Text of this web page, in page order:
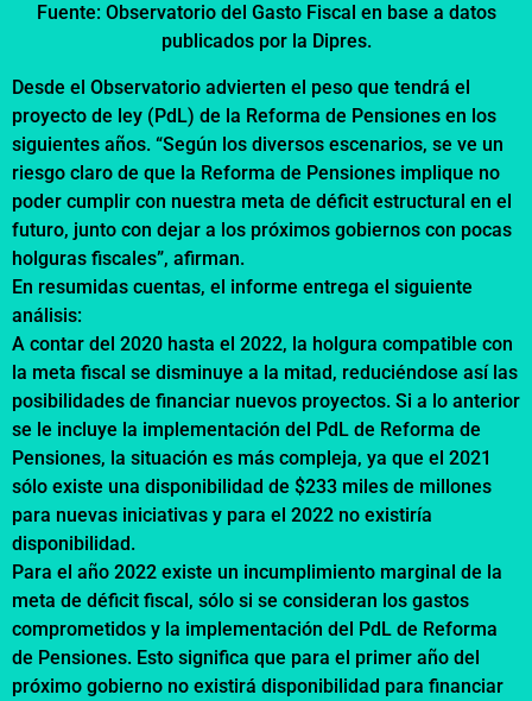
Fuente: Observatorio del Gasto Fiscal en base a datos
publicados por la Dipres.
Desde el Observatorio advierten el peso que tendrá el
proyecto de ley (PdL) de la Reforma de Pensiones en los
siguientes años. “Según los diversos escenarios, se ve un
riesgo claro de que la Reforma de Pensiones implique no
poder cumplir con nuestra meta de déficit estructural en el
futuro, junto con dejar a los próximos gobiernos con pocas
holguras fiscales”, afirman.
En resumidas cuentas, el informe entrega el siguiente
análisis:
A contar del 2020 hasta el 2022, la holgura compatible con
la meta fiscal se disminuye a la mitad, reduciéndose así las
posibilidades de financiar nuevos proyectos. Si a lo anterior
se le incluye la implementación del PdL de Reforma de
Pensiones, la situación es más compleja, ya que el 2021
sólo existe una disponibilidad de $233 miles de millones
para nuevas iniciativas y para el 2022 no existiría
disponibilidad.
Para el año 2022 existe un incumplimiento marginal de la
meta de déficit fiscal, sólo si se consideran los gastos
comprometidos y la implementación del PdL de Reforma
de Pensiones. Esto significa que para el primer año del
próximo gobierno no existirá disponibilidad para financiar